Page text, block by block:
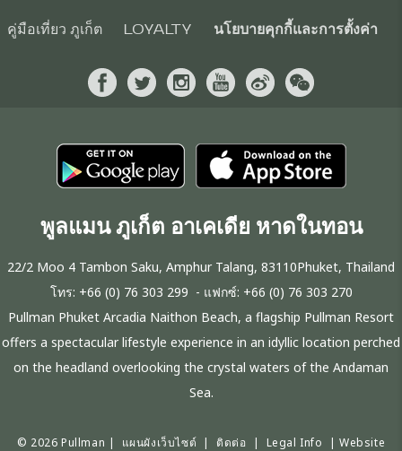
คู่มือเที่ยว ภูเก็ต LOYALTY นโยบายคุกกี้และการตั้งค่า
พูลแมน ภูเก็ต อาเคเดีย หาดในทอน
22/2 Moo 4 Tambon Saku, Amphur Talang, 83110Phuket, Thailand
โทร: +66 (0) 76 303 299 - แฟกซ์: +66 (0) 76 303 270
Pullman Phuket Arcadia Naithon Beach, a flagship Pullman Resort
offers a spectacular lifestyle experience in an idyllic location perched
on the headland overlooking the crystal waters of the Andaman
Sea.
© 2026 Pullman | แผนผังเว็บไซต์ | ติดต่อ | Legal Info |Website